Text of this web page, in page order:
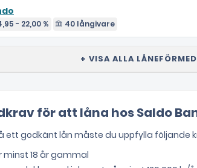
- 22,00 % 40 långivare
+ VISA ALLA
för att låna hos Saldo
ett godkänt lån måste du uppfylla följande
minst 18 år gammal